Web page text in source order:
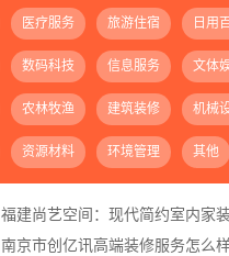
医疗服务 旅游住宿 日用
数码科技 信息服务 文体
农林牧渔 建筑装修 机械
资源材料 环境管理 其他
福建尚艺空间：现代简约室内家
南京市创亿讯高端装修服务怎么